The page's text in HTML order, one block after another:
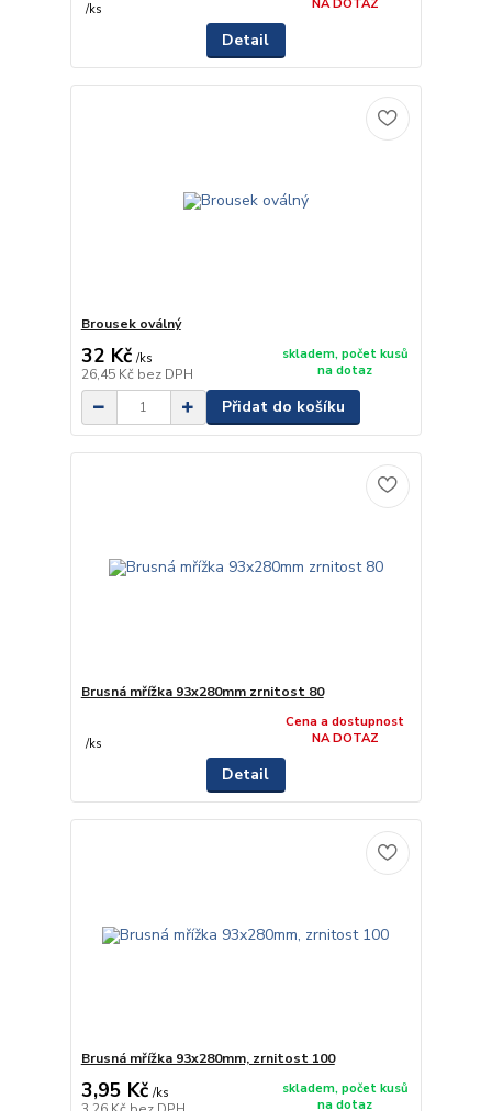
/ks NA DOTAZ
Detail
Brousek oválný
32 Kč /ks
26,45 Kč bez DPH
skladem, počet kusů
na dotaz
Přidat do košíku
Brusná mřížka 93x280mm zrnitost 80
/ks
Cena a dostupnost
NA DOTAZ
Detail
Brusná mřížka 93x280mm, zrnitost 100
3,95 Kč /ks
skladem, počet kusů
na dotaz